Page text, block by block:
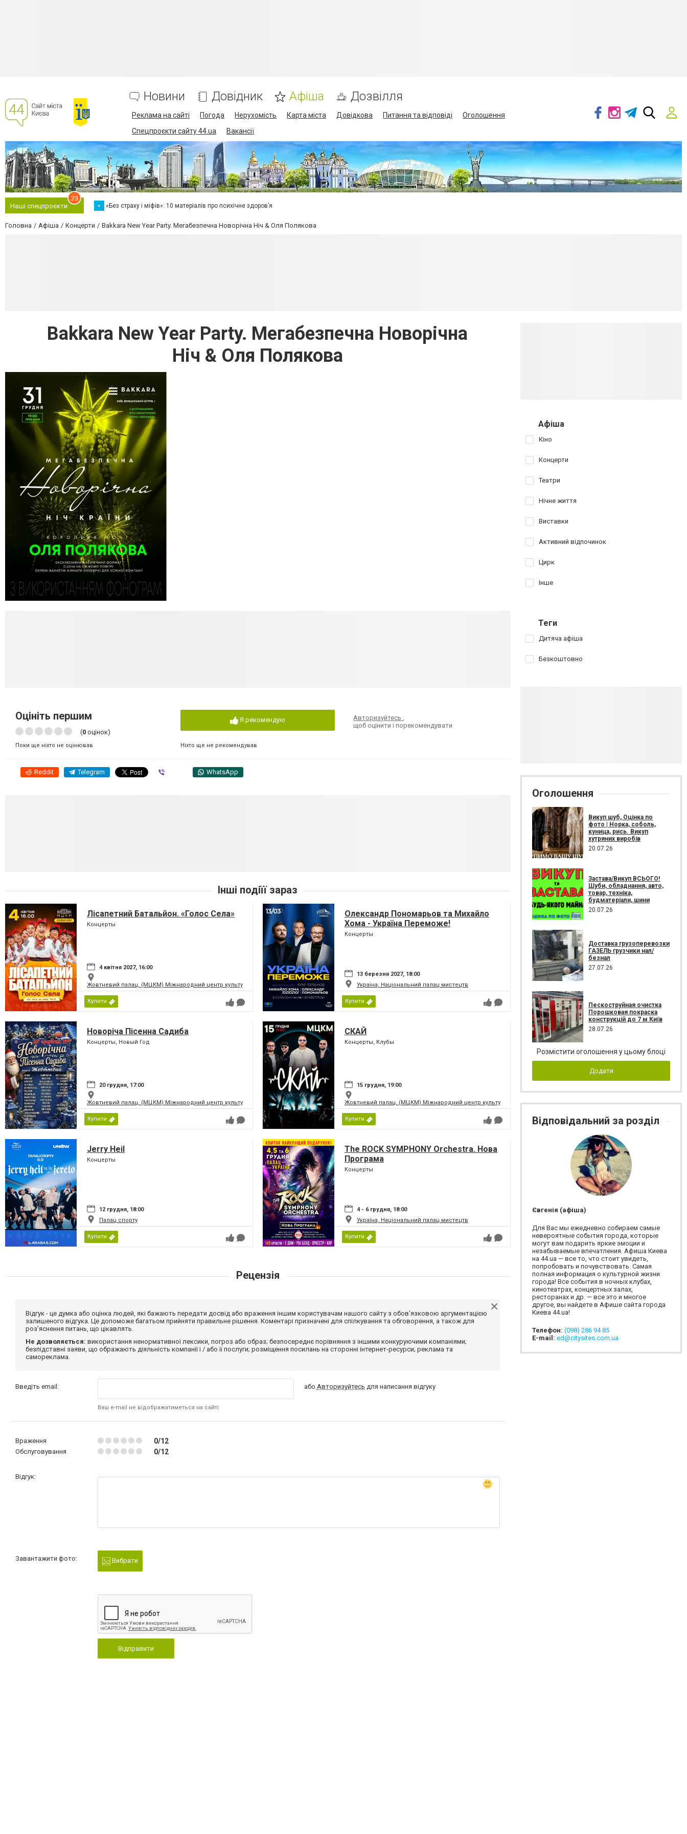
Новини Довідник Афіша Дозвілля
Реклама на сайті Погода Нерухомість Карта міста Довідкова Питання та відповіді
Оголошення
Спецпроєкти сайту 44.ua
Вакансії
Наші спецпроєкти
23
« «Без страху і міфів»: 10 матеріалів про психічне здоров’я
Головна Афіша Концерти Bakkara New Year Party. Мегабезпечна Новорічна Ніч & Оля Полякова
Bakkara New Year Party. Мегабезпечна Новорічна
Ніч & Оля Полякова
Оцініть першим
(0 оцінок)
Поки ще ніхто не оцінював
Я рекомендую
Ніхто ще не рекомендував
Авторизуйтесь,
щоб оцінити і порекомендувати
Reddit Telegram WhatsApp
Інші подіїї зараз
Лісапетний Батальйон. «Голос Села»
Концерты
4 квітня 2027, 16:00
Жовтневий палац, (МЦКМ) Міжнародний центр культури і мистецтв Федерації профспілок України
Купити
Олександр Пономарьов та Михайло
Хома - Україна Переможе!
Концерты
13 березня 2027, 18:00
Україна, Національний палац мистецтв
Купити
Новоріча Пісенна Садиба
Концерты, Новый Год
20 грудня, 17:00
Жовтневий палац, (МЦКМ) Міжнародний центр культури і мистецтв Федерації профспілок України
Купити
СКАЙ
Концерты, Клубы
15 грудня, 19:00
Жовтневий палац, (МЦКМ) Міжнародний центр культури і мистецтв Федерації профспілок України
Купити
Jerry Heil
Концерты
12 грудня, 18:00
Палац спорту
Купити
The ROCK SYMPHONY Orchestra. Нова
Програма
Концерты
4 - 6 грудня, 18:00
Україна, Національний палац мистецтв
Купити
Рецензія
Відгук - це думка або оцінка людей, які бажають передати досвід або враження іншим користувачам нашого сайту з обов'язковою аргументацією
залишеного відгука. Це допоможе багатьом прийняти правильне рішення. Коментарі призначені для спілкування та обговорення, а також для
роз'яснення питань, що цікавлять.
Не дозволяється: використання ненормативної лексики, погроз або образ; безпосереднє порівняння з іншими конкуруючими компаніями;
безпідставні заяви, що ображають діяльність компанії і / або її послуги; розміщення посилань на сторонні інтернет-ресурси; реклама та
самореклама.
Введіть email:
Ваш e-mail не відображатиметься на сайті
або Авторизуйтесь для написання відгуку
Враження 0/12
Обслуговування 0/12
Відгук:
Завантажити фото: Вибрати
Відправити
Афіша
Кіно
Концерти
Театри
Нічне життя
Виставки
Активний відпочинок
Цирк
Інше
Теги
Дитяча афіша
Безкоштовно
Оголошення
Викуп шуб, Оцінка по
фото | Норка, соболь,
куница, рись. Викуп
хутряних виробів
20.07.26
Застава/Викуп ВСЬОГО!
Шуби, обладнання, авто,
товар, техніка,
будматеріали, шини
20.07.26
Доставка грузоперевозки
ГАЗЕЛЬ грузчики нал/
безнал
27.07.26
Пескоструйная очистка
Порошковая покраска
конструкцій до 7 м Київ
28.07.26
Розмістити оголошення у цьому блоці
Додати
Відповідальний за розділ
Євгенія (афіша)
Для Вас мы ежедневно собираем самые
невероятные события города, которые
могут вам подарить яркие эмоции и
незабываемые впечатления. Афиша Киева
на 44.ua — все то, что стоит увидеть,
попробовать и почувствовать. Самая
полная информация о культурной жизни
города! Все события в ночных клубах,
кинотеатрах, концертных залах,
ресторанах и др. — все это и многое
другое, вы найдете в Афише сайта города
Киева 44.ua!
Телефон: (098) 286 94 85
E-mail: ed@citysites.com.ua